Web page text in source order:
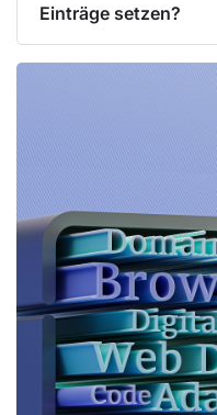
Einträge setzen?